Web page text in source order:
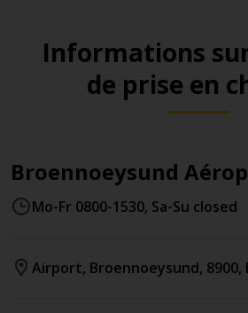
Informations
de prise en
Broennoeysund
Mo-Fr 0800-1530, Sa-Su closed
Airport, Broennoeysund, 8900,